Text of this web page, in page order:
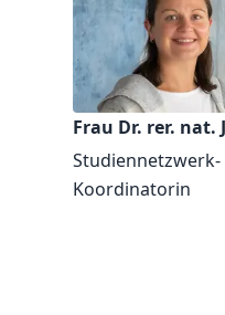
Frau Dr. rer. nat.
Studiennetzwerk-
Koordinatorin